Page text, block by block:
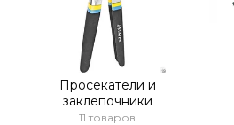
Просекатели и
заклепочники
11 товаров